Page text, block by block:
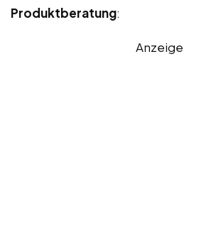
Produktberatung:
Anzeige